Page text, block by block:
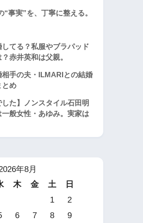
“事実”を、丁寧に整える。
てる？私服やブラパッド
赤井英和は父親。
手の夫・ILMARIとの結婚
とめ
した】ノンスタイル石田明
般女性・あゆみ。実家は
年8月
木 金 土
日
1
2
6 7 8 9